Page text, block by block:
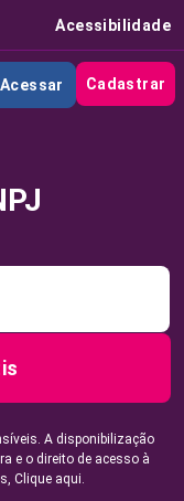
Acessibilidade
Acessar Cadastrar
A disponibilização
e o direito de acesso à
Clique aqui.